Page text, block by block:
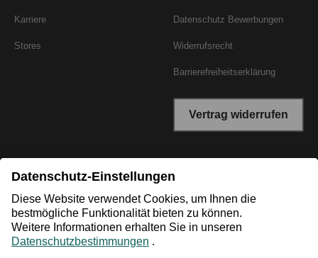
Karriere
Stores
Datenschutz Bewerbungen
Widerrufsrecht
Barrierefreiheitserklärung
Vertrag widerrufen